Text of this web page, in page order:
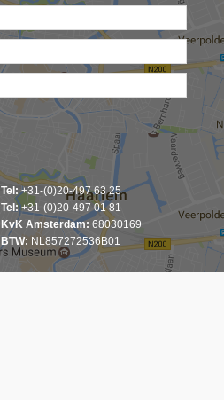
Tel:+31-(0)20-497 63 25
Tel:+31-(0)20-497 01 81
KvK Amsterdam: 68030169
BTW: NL857272536B01